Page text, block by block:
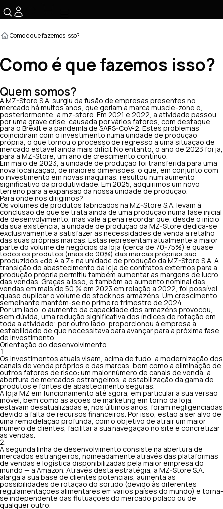
Como é que fazemos isso?
Como é que fazemos isso?
Quem somos?
A MZ-Store S.A. surgiu da fusão de empresas presentes no
mercado há muitos anos, que geriam a marca muscle-zone e,
posteriormente, a mz-store. Em 2021 e 2022, a atividade passou
por uma grave crise, causada por vários fatores, com destaque
para o Brexit e a pandemia de SARS-CoV-2. Estes problemas
coincidiram com o investimento numa unidade de produção
própria, o que tornou o processo de regresso a uma situação de
mercado estável ainda mais difícil. No entanto, o ano de 2023 foi já,
para a MZ-Store, um ano de crescimento contínuo.
Em maio de 2023, a unidade de produção foi transferida para uma
nova localização, de maiores dimensões, o que, em conjunto com
o investimento em novas máquinas, resultou num aumento
significativo da produtividade. Em 2025, adquirimos um novo
terreno para a expansão da nossa unidade de produção.
Para onde nos dirigimos?
Os volumes de produtos fabricados na MZ-Store S.A. levam à
conclusão de que se trata ainda de uma produção numa fase inicial
de desenvolvimento, mas vale a pena recordar que, desde o início
da sua existência, a unidade de produção da MZ-Store dedica-se
exclusivamente a satisfazer as necessidades de venda a retalho
das suas próprias marcas. Estas representam atualmente a maior
parte do volume de negócios da loja (cerca de 70-75%) e quase
todos os produtos (mais de 90%) das marcas próprias são
produzidos «de A a Z» na unidade de produção da MZ-Store S.A. A
transição do abastecimento da loja de contratos externos para a
produção própria permitiu também aumentar as margens de lucro
das vendas. Graças a isso, e também ao aumento nominal das
vendas em mais de 50 % em 2023 em relação a 2022, foi possível
quase duplicar o volume de stock nos armazéns. Um crescimento
semelhante mantém-se no primeiro trimestre de 2024.
Por um lado, o aumento da capacidade dos armazéns provocou,
sem dúvida, uma redução significativa dos índices de rotação em
toda a atividade; por outro lado, proporcionou à empresa a
estabilidade de que necessitava para avançar para a próxima fase
de investimento.
Orientação do desenvolvimento
Os investimentos atuais visam, acima de tudo, a modernização dos
canais de venda próprios e das marcas, bem como a eliminação de
outros fatores de risco: um maior número de canais de venda, a
abertura de mercados estrangeiros, a estabilização da gama de
produtos e fontes de abastecimento seguras.
A loja MZ em funcionamento até agora, em particular a sua versão
móvel, bem como as ações de marketing em torno da loja,
estavam desatualizadas e, nos últimos anos, foram negligenciadas
devido à falta de recursos financeiros. Por isso, estão a ser alvo de
uma remodelação profunda, com o objetivo de atrair um maior
número de clientes, facilitar a sua navegação no site e concretizar
as vendas.
A segunda linha de desenvolvimento consiste na abertura de
mercados estrangeiros, nomeadamente através das plataformas
de vendas e logística disponibilizadas pela maior empresa do
mundo — a Amazon. Através desta estratégia, a MZ-Store S.A.
alarga a sua base de clientes potenciais, aumenta as
possibilidades de rotação do sortido (devido às diferentes
regulamentações alimentares em vários países do mundo) e torna-
se independente das flutuações do mercado polaco ou de
qualquer outro.